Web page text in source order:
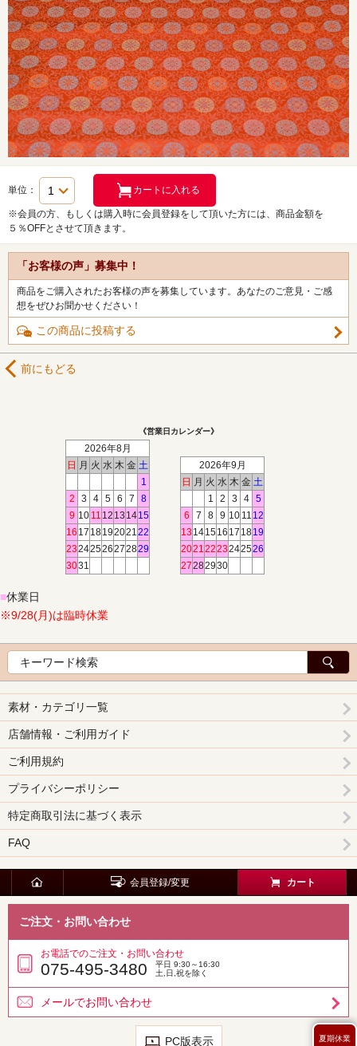
単位：
※会員の方、もしくは購入時に会員登録をして頂いた方には、商品金額を
５％OFFとさせて頂きます。
「お客様の声」募集中！
商品をご購入されたお客様の声を募集しています。あなたのご意見・ご感
想をぜひお聞かせください！
この商品に投稿する
前にもどる
《営業日カレンダー》
2026年8月
日 月 火 水 木 金 土
1
2
3 4 5 6 7
8
9 10 11 12 13 1415
16 17 1819202122
23242526272829
3031
2026年9月
日 月 火 水 木 金 土
1
2 3 4
5
6
7 8 9 10 11 12
13 141516 17 1819
20212223242526
27282930
■休業日
※9/28(月)は臨時休業
素材・カテゴリ一覧
店舗情報・ご利用ガイド
ご利用規約
プライバシーポリシー
特定商取引法に基づく表示
FAQ
会員登録/変更 カート
ご注文・お問い合わせ
お電話でのご注文・お問い合わせ
075-495-3480
平日 9:30～16:30
土,日,祝を除く
メールでお問い合わせ
PC版表示 夏期休業